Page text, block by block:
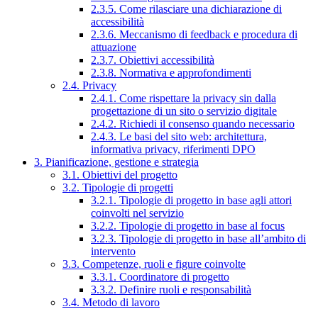
2.3.5. Come rilasciare una dichiarazione di
accessibilità
2.3.6. Meccanismo di feedback e procedura di
attuazione
2.3.7. Obiettivi accessibilità
2.3.8. Normativa e approfondimenti
2.4. Privacy
2.4.1. Come rispettare la privacy sin dalla
progettazione di un sito o servizio digitale
2.4.2. Richiedi il consenso quando necessario
2.4.3. Le basi del sito web: architettura,
informativa privacy, riferimenti DPO
3. Pianificazione, gestione e strategia
3.1. Obiettivi del progetto
3.2. Tipologie di progetti
3.2.1. Tipologie di progetto in base agli attori
coinvolti nel servizio
3.2.2. Tipologie di progetto in base al focus
3.2.3. Tipologie di progetto in base all’ambito di
intervento
3.3. Competenze, ruoli e figure coinvolte
3.3.1. Coordinatore di progetto
3.3.2. Definire ruoli e responsabilità
3.4. Metodo di lavoro